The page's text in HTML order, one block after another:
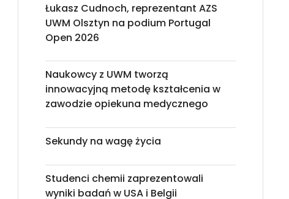
Łukasz Cudnoch, reprezentant AZS
UWM Olsztyn na podium Portugal
Open 2026
Naukowcy z UWM tworzą
innowacyjną metodę kształcenia w
zawodzie opiekuna medycznego
Sekundy na wagę życia
Studenci chemii zaprezentowali
wyniki badań w USA i Belgii